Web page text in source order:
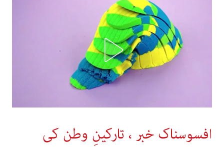
افسوسناک خبر ، تارکینِ وطن کی